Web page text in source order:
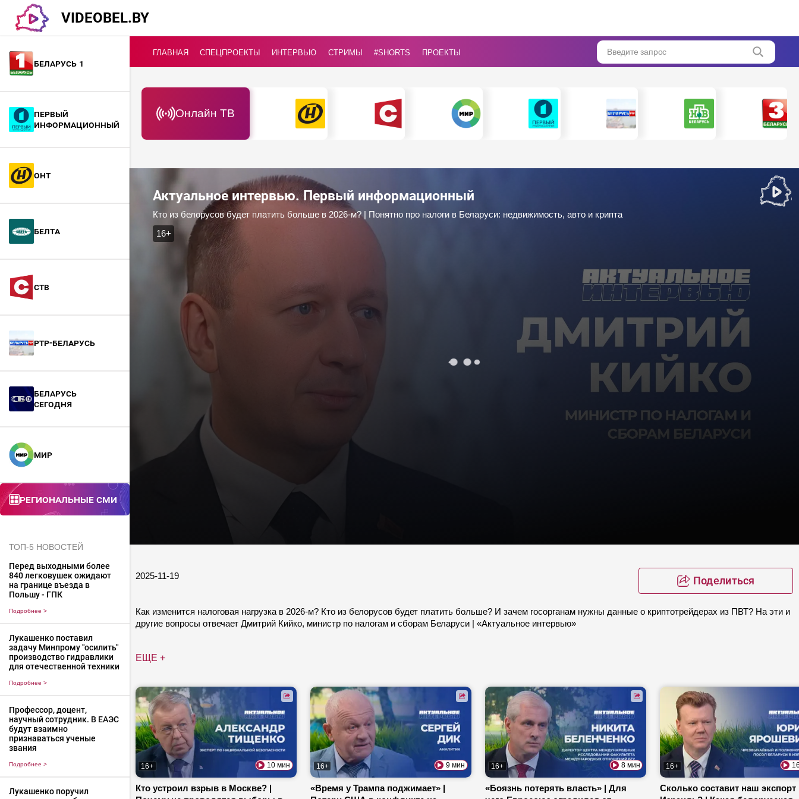
VIDEOBEL.BY
Беларусь 1
Первый
информационный
ОНТ
БелТА
СТВ
РТР-Беларусь
БЕЛАРУСЬ
СЕГОДНЯ
МИР
Региональные СМИ
ТОП-5 НОВОСТЕЙ
Перед выходными более
840 легковушек ожидают
на границе въезда в
Польшу - ГПК
Подробнее >
Лукашенко поставил
задачу Минпрому "осилить"
производство гидравлики
для отечественной техники
Подробнее >
Профессор, доцент,
научный сотрудник. В ЕАЭС
будут взаимно
признаваться ученые
звания
Подробнее >
Лукашенко поручил
ГЛАВНАЯ СПЕЦПРОЕКТЫ ИНТЕРВЬЮ СТРИМЫ #Shorts ПРОЕКТЫ Введите запрос
Онлайн ТВ
Актуальное интервью. Первый информационный
Кто из белорусов будет платить больше в 2026-м? | Понятно про налоги в Беларуси: недвижимость, авто и крипта
16+
2025-11-19 Поделиться
Как изменится налоговая нагрузка в 2026-м? Кто из белорусов будет платить больше? И зачем госорганам нужны данные о криптотрейдерах из ПВТ? На эти и
другие вопросы отвечает Дмитрий Кийко, министр по налогам и сборам Беларуси | «Актуальное интервью»
ЕЩЕ +
16+ 10 мин
Кто устроил взрыв в Москве? |
16+ 9 мин
«Время у Трампа поджимает» |
16+ 8 мин
«Боязнь потерять власть» | Для
16+
Сколько составит наш экспорт